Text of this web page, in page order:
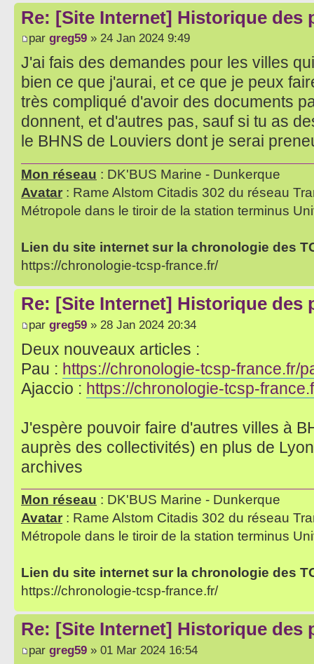
Re: [Site Internet] Historique des
par greg59 » 24 Jan 2024 9:49
J'ai fais des demandes pour les villes
bien ce que j'aurai, et ce que je peux
très compliqué d'avoir des documents
donnent, et d'autres pas, sauf si tu as
le BHNS de Louviers dont je serai
Mon réseau : DK'BUS Marine - Dunkerque
Avatar : Rame Alstom Citadis 302 du réseau
Métropole dans le tiroir de la station terminus
Lien du site internet sur la chronologie des
https://chronologie-tcsp-france.fr/
Re: [Site Internet] Historique des
par greg59 » 28 Jan 2024 20:34
Deux nouveaux articles :
Pau : https://chronologie-tcsp-france.fr/
Ajaccio : https://chronologie-tcsp-
J'espère pouvoir faire d'autres villes à
auprès des collectivités) en plus de
archives
Mon réseau : DK'BUS Marine - Dunkerque
Avatar : Rame Alstom Citadis 302 du réseau
Métropole dans le tiroir de la station terminus
Lien du site internet sur la chronologie des
https://chronologie-tcsp-france.fr/
Re: [Site Internet] Historique des
par greg59 » 01 Mar 2024 16:54